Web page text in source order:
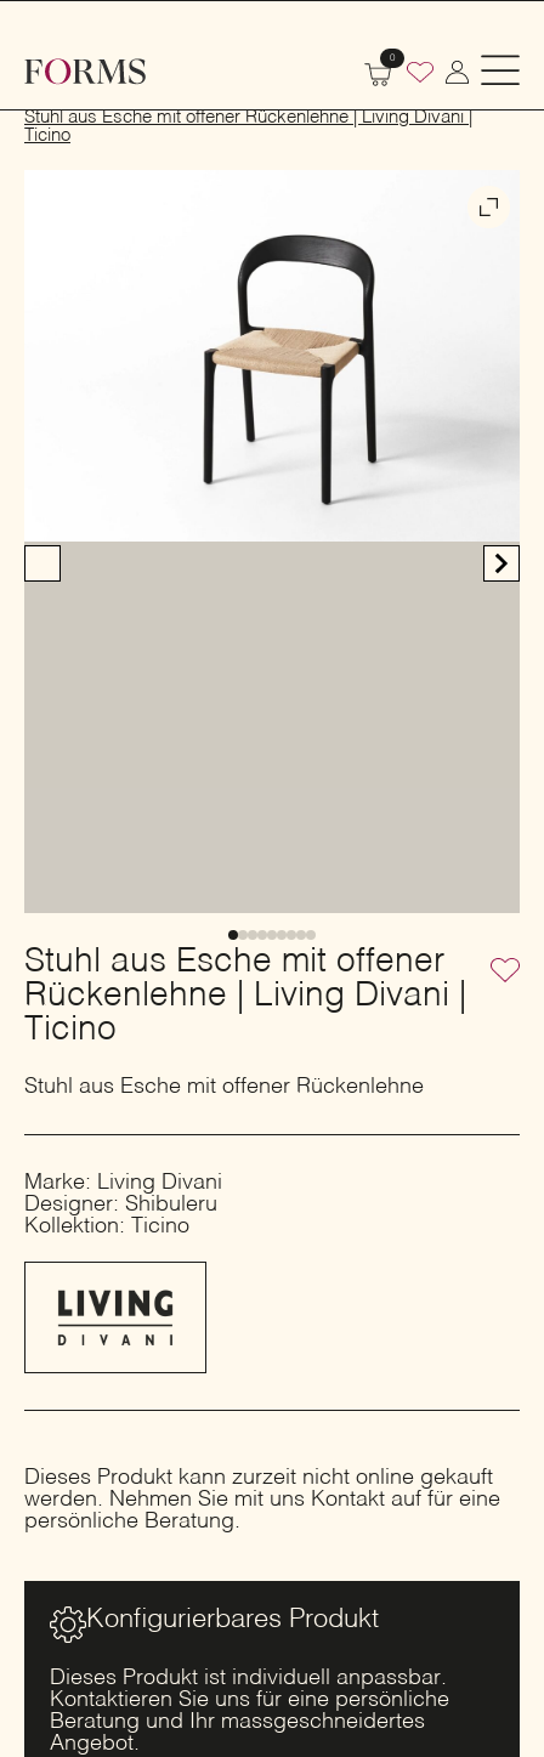
0
Stuhl aus Esche mit offener Rückenlehne | Living Divani |
Ticino
Stuhl aus Esche mit offener
Rückenlehne | Living Divani |
Ticino
Stuhl aus Esche mit offener Rückenlehne
Marke: Living Divani
Designer: Shibuleru
Kollektion: Ticino
Dieses Produkt kann zurzeit nicht online gekauft
werden. Nehmen Sie mit uns Kontakt auf für eine
persönliche Beratung.
Konfigurierbares Produkt
Dieses Produkt ist individuell anpassbar.
Kontaktieren Sie uns für eine persönliche
Beratung und Ihr massgeschneidertes
Angebot.